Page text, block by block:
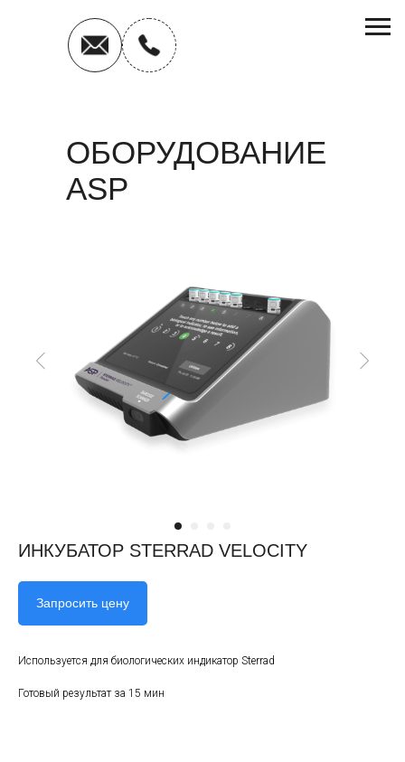
ОБОРУДОВАНИЕ
ASP
ИНКУБАТОР STERRAD VELOCITY
Запросить цену
Используется для биологических индикатор Sterrad
Готовый результат за 15 мин